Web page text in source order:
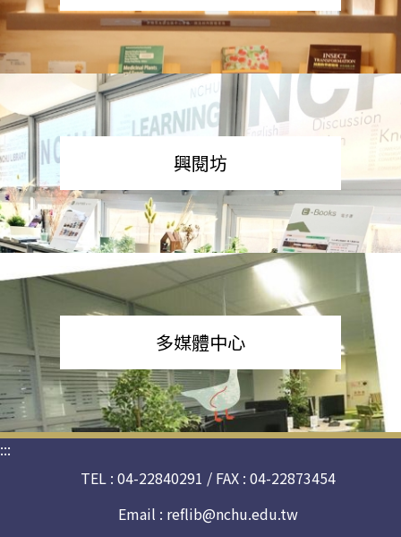
興閱坊
多媒體中心
:::
TEL : 04-22840291 / FAX : 04-22873454
Email : reflib@nchu.edu.tw